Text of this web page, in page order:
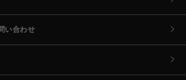
い合わせ